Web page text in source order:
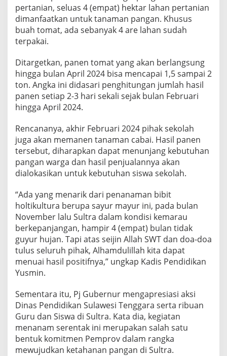
pertanian, seluas 4 (empat) hektar lahan pertanian
dimanfaatkan untuk tanaman pangan. Khusus
buah tomat, ada sebanyak 4 are lahan sudah
terpakai.
Ditargetkan, panen tomat yang akan berlangsung
hingga bulan April 2024 bisa mencapai 1,5 sampai 2
ton. Angka ini didasari penghitungan jumlah hasil
panen setiap 2-3 hari sekali sejak bulan Februari
hingga April 2024.
Rencananya, akhir Februari 2024 pihak sekolah
juga akan memanen tanaman cabai. Hasil panen
tersebut, diharapkan dapat menunjang kebutuhan
pangan warga dan hasil penjualannya akan
dialokasikan untuk kebutuhan siswa sekolah.
“Ada yang menarik dari penanaman bibit
holtikultura berupa sayur mayur ini, pada bulan
November lalu Sultra dalam kondisi kemarau
berkepanjangan, hampir 4 (empat) bulan tidak
guyur hujan. Tapi atas seijin Allah SWT dan doa-doa
tulus seluruh pihak, Alhamdulillah kita dapat
menuai hasil positifnya,” ungkap Kadis Pendidikan
Yusmin.
Sementara itu, Pj Gubernur mengapresiasi aksi
Dinas Pendidikan Sulawesi Tenggara serta ribuan
Guru dan Siswa di Sultra. Kata dia, kegiatan
menanam serentak ini merupakan salah satu
bentuk komitmen Pemprov dalam rangka
mewujudkan ketahanan pangan di Sultra.